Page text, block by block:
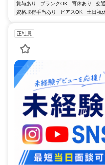
賞与あり
ブランクOK 育休あり 交
資格取得手当あり
ピアスOK 土日祝
正社員